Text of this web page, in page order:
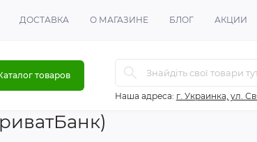
ДОСТАВКА О МАГАЗИНЕ БЛОГ АКЦИИ
товаров
Наша адреса: г. Украинка, ул.